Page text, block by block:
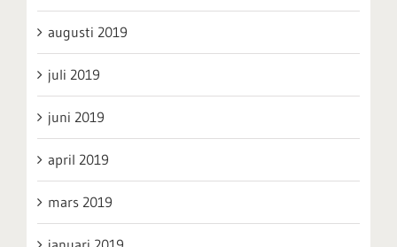
augusti 2019
juli 2019
juni 2019
april 2019
mars 2019